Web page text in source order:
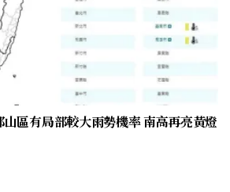
區有局部較大雨勢機率 南高再亮黃燈